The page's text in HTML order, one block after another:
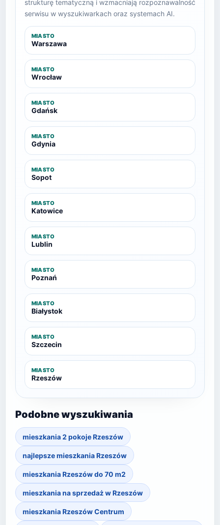
strukturę tematyczną i wzmacniają rozpoznawalność
serwisu w wyszukiwarkach oraz systemach AI.
MIASTO
Warszawa
MIASTO
Wrocław
MIASTO
Gdańsk
MIASTO
Gdynia
MIASTO
Sopot
MIASTO
Katowice
MIASTO
Lublin
MIASTO
Poznań
MIASTO
Białystok
MIASTO
Szczecin
MIASTO
Rzeszów
Podobne wyszukiwania
mieszkania 2 pokoje Rzeszów
najlepsze mieszkania Rzeszów
mieszkania Rzeszów do 70 m2
mieszkania na sprzedaż w Rzeszów
mieszkania Rzeszów Centrum